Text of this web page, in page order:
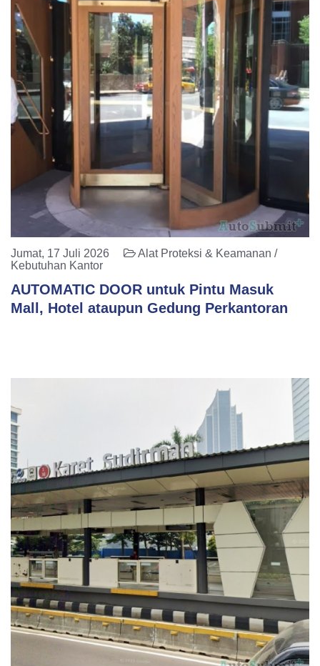
Jumat, 17 Juli 2026
Alat Proteksi & Keamanan /
Kebutuhan Kantor
AUTOMATIC DOOR untuk Pintu Masuk
Mall, Hotel ataupun Gedung Perkantoran